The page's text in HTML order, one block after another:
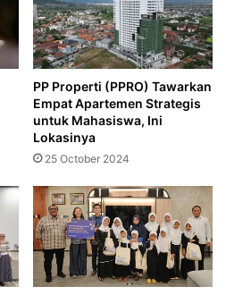
PP Properti (PPRO) Tawarkan
Empat Apartemen Strategis
untuk Mahasiswa, Ini
Lokasinya
25 October 2024